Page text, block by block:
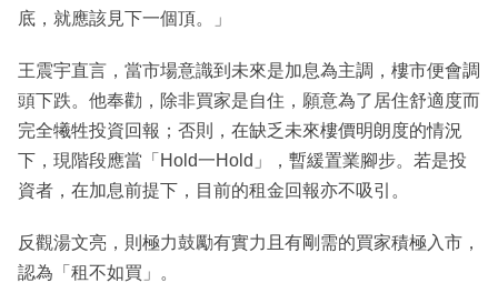
底，就應該見下一個頂。」
王震宇直言，當市場意識到未來是加息為主調，樓市便會調
頭下跌。他奉勸，除非買家是自住，願意為了居住舒適度而
完全犧牲投資回報；否則，在缺乏未來樓價明朗度的情況
下，現階段應當「Hold一Hold」，暫緩置業腳步。若是投
資者，在加息前提下，目前的租金回報亦不吸引。
反觀湯文亮，則極力鼓勵有實力且有剛需的買家積極入市，
認為「租不如買」。